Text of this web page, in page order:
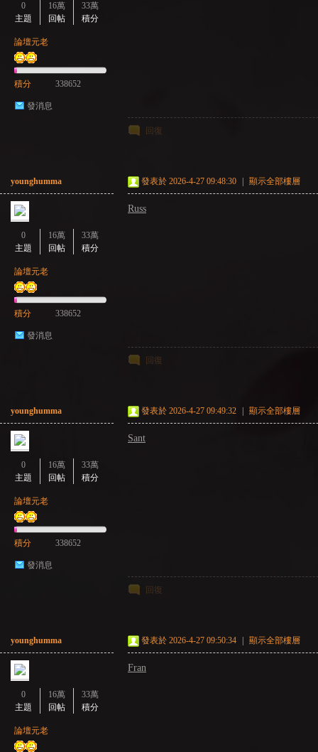
NE
0
主題
16萬
回帖
33萬
積分
論壇元老
積分 338652
發消息
回復
younghumma
0
主題
16萬
回帖
33萬
積分
論壇元老
積分 338652
發消息
發表於 2026-4-27 09:48:30 顯示全部樓層
Russ
回復
younghumma
0
主題
16萬
回帖
33萬
積分
論壇元老
積分 338652
發消息
發表於 2026-4-27 09:49:32 顯示全部樓層
Sant
回復
younghumma
0
主題
16萬
回帖
33萬
積分
論壇元老
發表於 2026-4-27 09:50:34 顯示全部樓層
Fran